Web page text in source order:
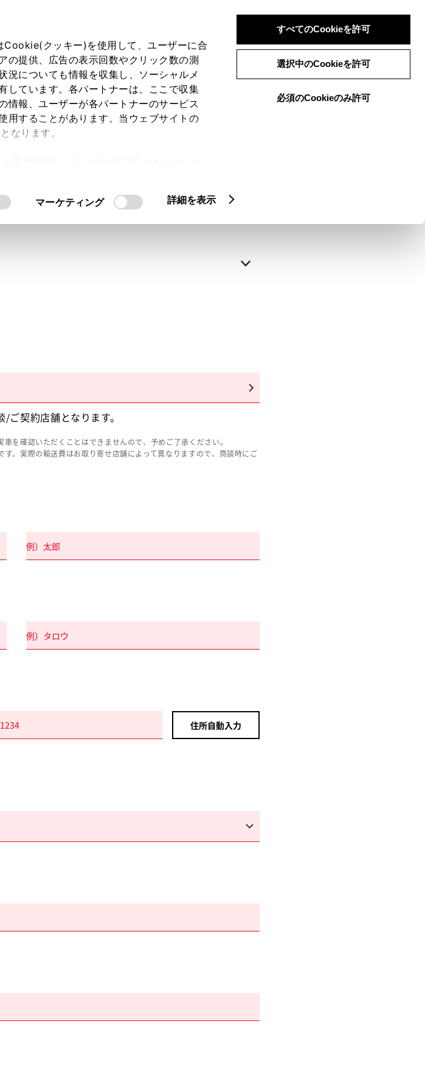
Cookie(クッキー)を使用して、ユーザーに合
の提供、広告の表示回数やクリック数の測
況についても情報を収集し、ソーシャルメ
しています。各パートナーは、ここで収集
情報、ユーザーが各パートナーのサービス
用することがあります。当ウェブサイトの
なります。
マーケティング 詳細を表示
すべてのCookieを許可
選択中のCookieを許可
必須のCookieのみ許可
入力内容のご確認
ログインして自動入力
契約店舗となります。
を確認いただくことはできませんので、予めご了承ください。
。実際の輸送費はお取り寄せ店舗によって異なりますので、商談時にご
住所自動入力